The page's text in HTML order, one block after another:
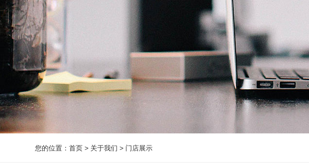
您的位置： 首页 > 关于我们 > 门店展示